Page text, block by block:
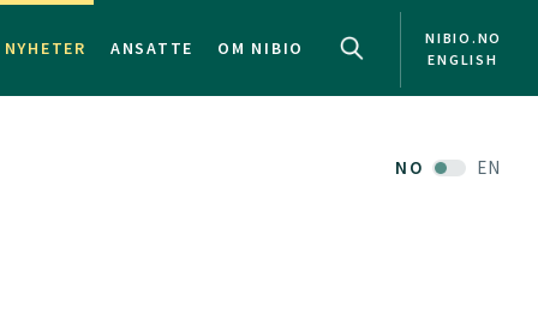
NYHETER ANSATTE OM NIBIO
NIBIO.NO
ENGLISH
NO EN